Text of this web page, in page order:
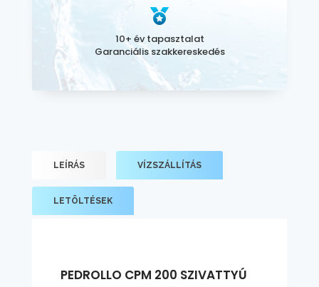
10+ év tapasztalat
Garanciális szakkereskedés
LEÍRÁS VÍZSZÁLLÍTÁS
LETÖLTÉSEK
PEDROLLO CPM 200 SZIVATTYÚ